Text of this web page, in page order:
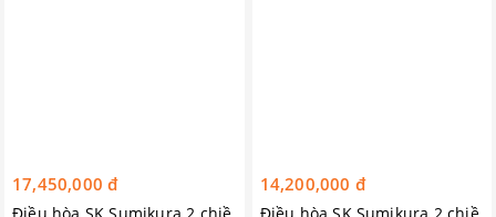
17,450,000 đ
Điều hòa SK Sumikura 2 chiề
14,200,000 đ
Điều hòa SK Sumikura 2 chiề